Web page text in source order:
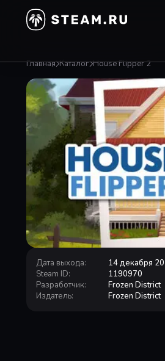
Главная Каталог House Flipper 2
Дата выхода:
14 декабря
Steam ID:
1190970
Разработчик:
Frozen District
Издатель: Frozen District